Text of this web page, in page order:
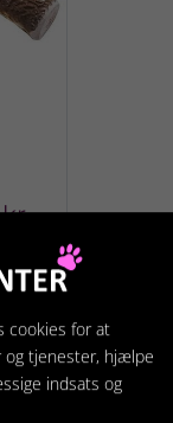
cookies for at
og tjenester, hjælpe
indsats og